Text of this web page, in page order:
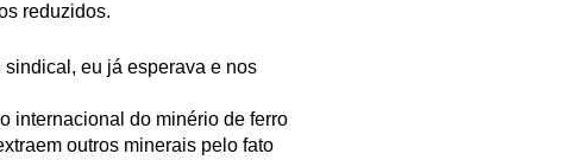
reduzidos.
eu já esperava e nos
internacional do minério de ferro
outros minerais pelo fato